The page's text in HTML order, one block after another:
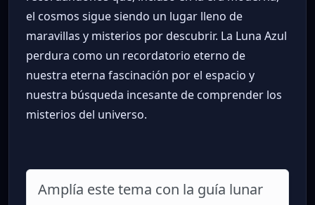
el cosmos sigue siendo un lugar lleno de
maravillas y misterios por descubrir. La Luna Azul
perdura como un recordatorio eterno de
nuestra eterna fascinación por el espacio y
nuestra búsqueda incesante de comprender los
misterios del universo.
Amplía este tema con la guía lunar